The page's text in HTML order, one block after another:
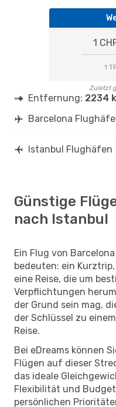
1
1
Zuletzt
Entfernung: 2234
Barcelona
Istanbul Flughäfen
Günstige
nach Istanbul
Ein Flug von
bedeuten: ein
eine Reise, die um
Verpflichtungen
der Grund sein mag,
der Schlüssel zu
Reise.
Bei eDreams können
Flügen auf dieser
das ideale
Flexibilität und
persönlichen